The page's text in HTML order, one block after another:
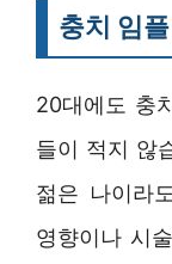
충치 임
20대에도 충
들이 적지 않
젊은 나이라
영향이나 시